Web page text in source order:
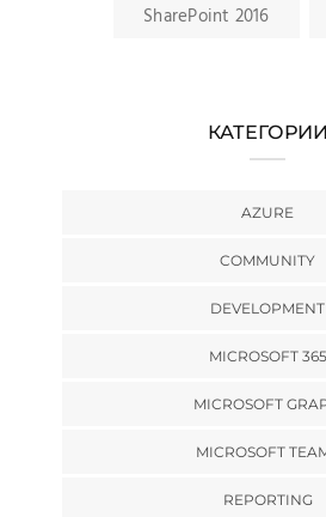
SharePoint 2016
КАТЕГОРИИ
AZURE
COMMUNITY
DEVELOPMENT
MICROSOFT 365
MICROSOFT
MICROSOFT
REPORTING